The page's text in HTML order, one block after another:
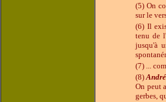
(5) On
sur le
(6) Il
tenu de
jusqu'à
(7) ...
(8)
On peut
gerbes,